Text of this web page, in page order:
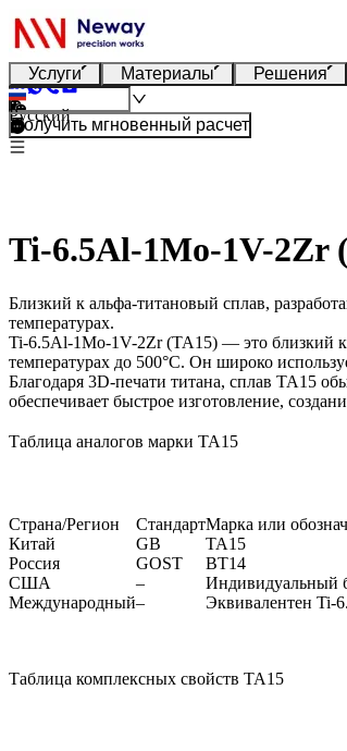
Услуги Материалы Решения
Русский
Получить мгновенный расчет
Ti-6.5Al-1Mo-1V-2Zr
Близкий к альфа-титановый сплав,
температурах.
Ti-6.5Al-1Mo-1V-2Zr (TA15) — это близкий к
температурах до 500°C. Он широко
Благодаря 3D-печати титана, сплав TA15
обеспечивает быстрое изготовление,
Таблица аналогов марки TA15
Страна/Регион СтандартМарка или
Китай
GB
TA15
Россия
GOST
ВТ14
США
–
Индивидуальный
Международный– Эквивалентен Ti-
Таблица комплексных свойств TA15